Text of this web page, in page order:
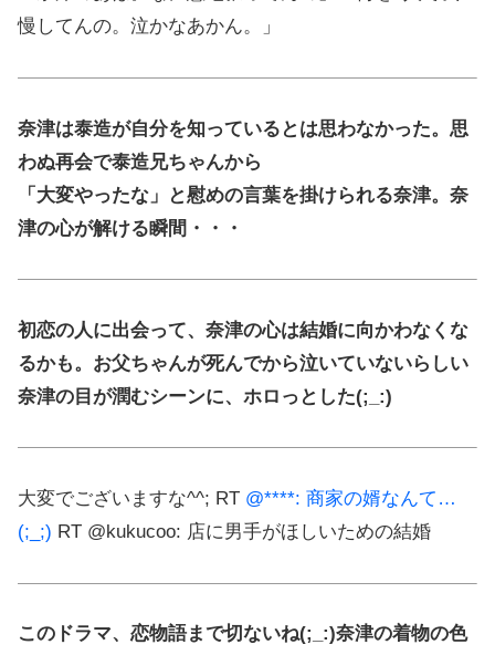
慢してんの。泣かなあかん。」
奈津は泰造が自分を知っているとは思わなかった。思
わぬ再会で泰造兄ちゃんから
「大変やったな」と慰めの言葉を掛けられる奈津。奈
津の心が解ける瞬間・・・
初恋の人に出会って、奈津の心は結婚に向かわなくな
るかも。お父ちゃんが死んでから泣いていないらしい
奈津の目が潤むシーンに、ホロっとした(;_:)
大変でございますな^^; RT @****: 商家の婿なんて…
(;_;) RT @kukucoo: 店に男手がほしいための結婚
このドラマ、恋物語まで切ないね(;_:)奈津の着物の色